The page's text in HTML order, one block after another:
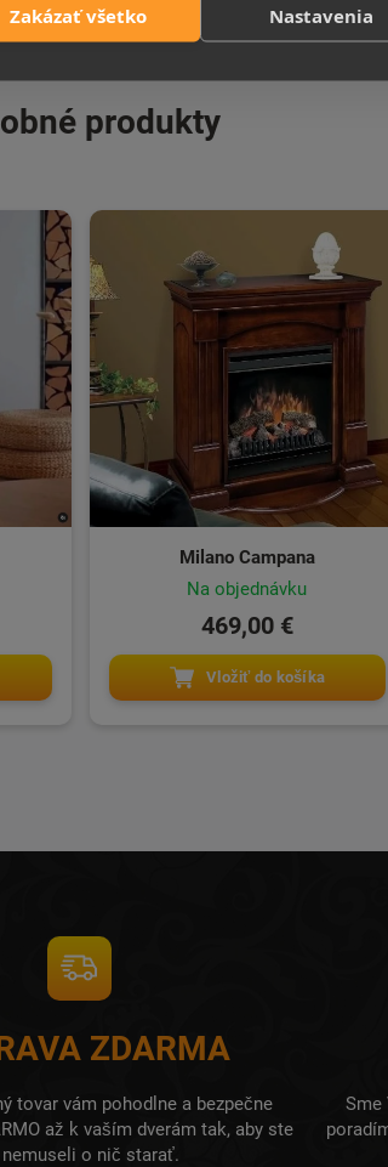
Zakázať všetko Nastavenia
produkty
Milano Campana
Na objednávku
469,00 €
Vložiť do košíka
ZDARMA
tovar vám pohodlne a bezpečne
až k vaším dverám tak, aby ste
nemuseli o nič starať.
Sme